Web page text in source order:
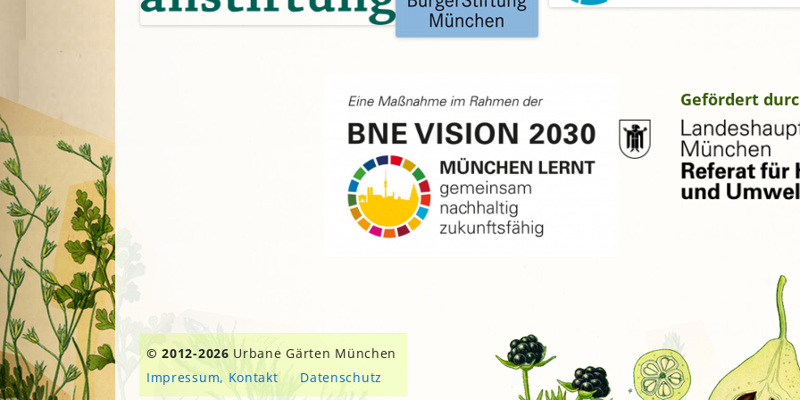
Gefördert
© 2012-2026 Urbane Gärten München
Impressum, Kontakt
Datenschutz